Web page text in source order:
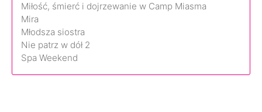
Miłość, śmierć i dojrzewanie w Camp Miasma
Mira
Młodsza siostra
Nie patrz w dół 2
Spa Weekend